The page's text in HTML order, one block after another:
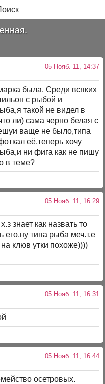
05 Нояб. 11, 14:37
была. Среди всяких
с рыбой и
такой не видел в
ли) сама черно белая с
ваще не было,типа
её,теперь хочу
ни фига как не пишу
в теме?
05 Нояб. 11, 16:29
знает как назвать то
его,ну типа рыба меч.т.е
клюв утки похоже))))
05 Нояб. 11, 16:31
05 Нояб. 11, 16:44
осетровых.